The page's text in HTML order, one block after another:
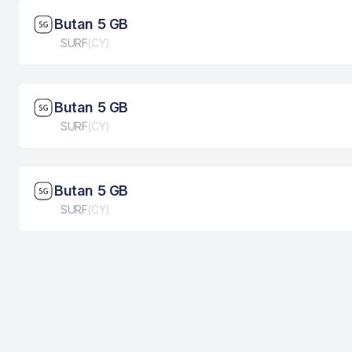
Brzina mreže: 5G
Butan 5 GB
Tip eSIM kartice
SURF(CY)
Brzina mreže: 5G
Butan 5 GB
Tip eSIM kartice
SURF(CY)
Brzina mreže: 5G
Butan 5 GB
Tip eSIM kartice
SURF(CY)